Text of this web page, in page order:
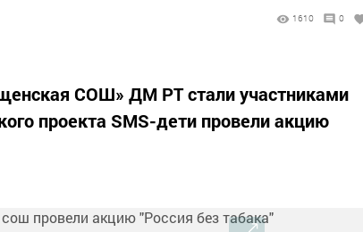
1610 0
СОШ» ДМ РТ стали участниками
проекта SMS-дети провели акцию